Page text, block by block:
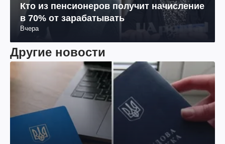
Кто из пенсионеров получит начисление
в 70% от зарабатывать
Вчера
Другие новости